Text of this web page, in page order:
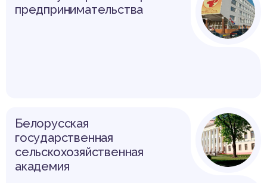
предпринимательства
Белорусская
государственная
сельскохозяйственная
академия